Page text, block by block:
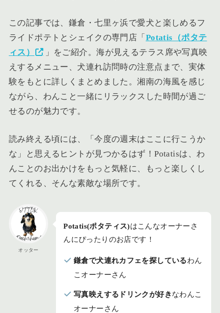
この記事では、鎌倉・七里ヶ浜で愛犬と楽しめるフ
ライドポテトとシェイクの専門店「 Potatis（ポタテ
ィス）
」をご紹介。海が見えるテラス席や写真映
えするメニュー、犬連れ訪問時の注意点まで、実体
験をもとに詳しくまとめました。湘南の海風を感じ
ながら、わんこと一緒にリラックスした時間が過ご
せるのが魅力です。
読み終える頃には、「今度の週末はここに行こうか
な」と思えるヒントが見つかるはず！Potatisは、わ
んことのお出かけをもっと気軽に、もっと楽しくし
てくれる、そんな素敵な場所です。
オッター
Potatis(ポタティス)はこんなオーナーさ
んにぴったりのお店です！
鎌倉で犬連れカフェを探しているわん
こオーナーさん
写真映えするドリンクが好きなわんこ
オーナーさん